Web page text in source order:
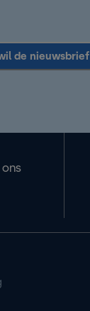
de nieuwsbrief